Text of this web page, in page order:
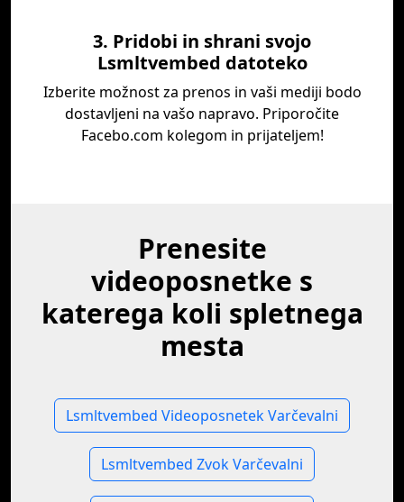
3. Pridobi in shrani svojo
Lsmltvembed datoteko
Izberite možnost za prenos in vaši mediji bodo
dostavljeni na vašo napravo. Priporočite
Facebo.com kolegom in prijateljem!
Prenesite
videoposnetke s
katerega koli spletnega
mesta
Lsmltvembed Videoposnetek Varčevalni
Lsmltvembed Zvok Varčevalni